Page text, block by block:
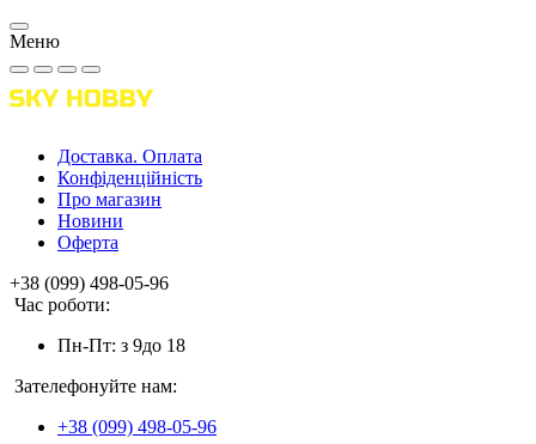
Меню
Доставка. Оплата
Конфіденційність
Про магазин
Новини
Оферта
+38 (099) 498-05-96
Час роботи:
Пн-Пт: з 9до 18
Зателефонуйте нам:
+38 (099) 498-05-96